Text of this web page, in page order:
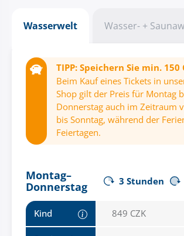
Wasserwelt Wasser- +
TIPP: Speichern Sie min. 150
Beim Kauf eines Tickets in
Shop gilt der Preis für Montag
Donnerstag auch im Zeitraum
bis Sonntag, während der
Feiertagen.
Montag–
Donnerstag
3 Stunden
Kind 849 CZK